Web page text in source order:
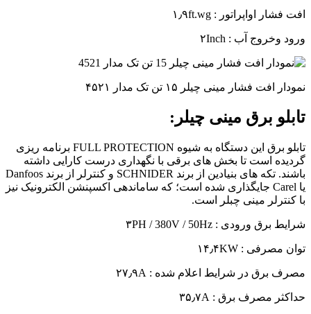
افت فشار اواپراتور : ۱٫۹ft.wg
ورود وخروج آب : ۲Inch
نمودار افت فشار مینی چیلر ۱۵ تن تک مدار ۴۵۲۱
تابلو برق مینی چیلر:
تابلو برق این دستگاه به شیوه FULL PROTECTION برنامه ریزی
گردیده است تا بخش های برقی با نگهداری درست کارایی داشته
باشند. تکه های بنیادین از برند SCHNIDER و کنترلر از برند Danfoos
یا Carel جایگذاری شده است؛ که ساماندهی اکسپنشن الکترونیک نیز
با کنترلر مینی چبلر است.
شرایط برق ورودی : ۳PH / 380V / 50Hz
توان مصرفی : ۱۴٫۴KW
مصرف برق در شرایط اعلام شده : ۲۷٫۹A
حداکثر مصرف برق : ۳۵٫۷A